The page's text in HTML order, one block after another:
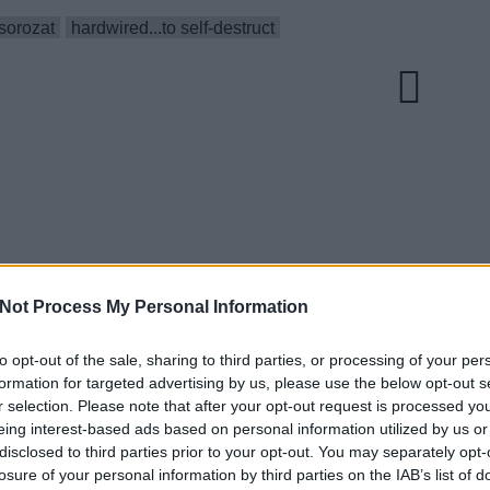
Process My Personal Information
opt-out of the sale, sharing to third parties, or processing of your
for targeted advertising by us, please use the below opt-out
selection. Please note that after your opt-out request is processed
interest-based ads based on personal information utilized by us
to third parties prior to your opt-out. You may separately
of your personal information by third parties on the IAB’s list of
hardwired...to self-destruct
Új
Emlékek egy
régi-új Trottel-
lemezhez -
Zenével
erősítenének a
számítógépes
játékok és
EZT